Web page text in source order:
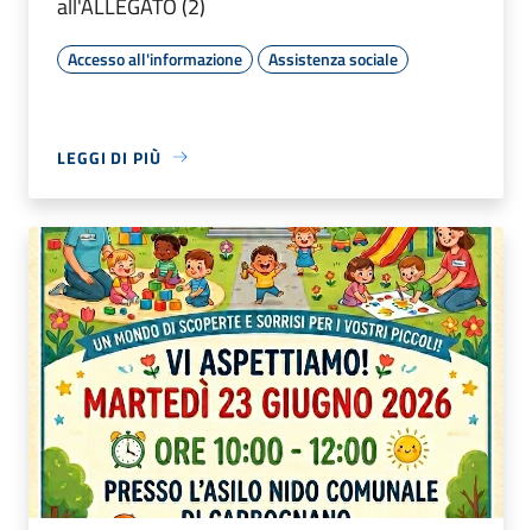
Accesso all'informazione Assistenza sociale
LEGGI DI PIÙ